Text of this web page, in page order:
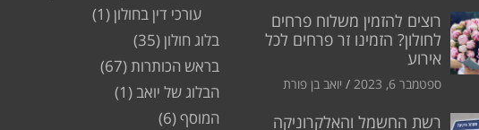
רוצים להזמין משלוח פרחים
לחולון? הזמינו זר פרחים לכל
אירוע
ספטמבר 6, 2023 יואב בן פורת
רשת החשמל והאלקרוניקה
עורכי דין בחולון(1)
בלוג חולון(35)
בראש הכותרות(67)
הבלוג של יואב (1)
המוסף(6)